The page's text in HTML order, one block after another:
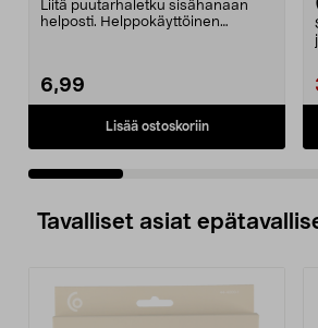
Liitä puutarhaletku sisähanaan
helposti. Helppokäyttöinen
6,99
Lisää ostoskoriin
Tavalliset asiat